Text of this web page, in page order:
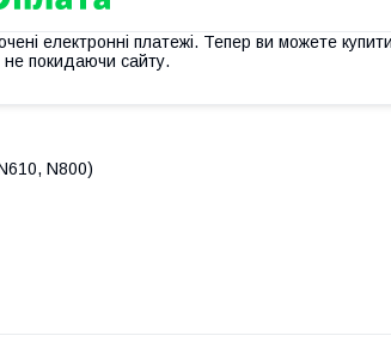
електронні платежі. Тепер ви можете купити
покидаючи сайту.
N800)